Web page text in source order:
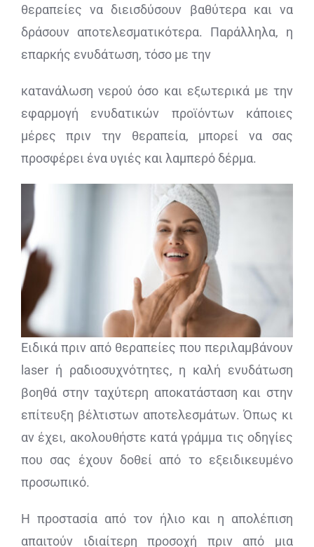
θεραπείες να διεισδύσουν βαθύτερα και να
δράσουν αποτελεσματικότερα. Παράλληλα, η
επαρκής ενυδάτωση, τόσο με την
κατανάλωση νερού όσο και εξωτερικά με την
εφαρμογή ενυδατικών προϊόντων κάποιες
μέρες πριν την θεραπεία, μπορεί να σας
προσφέρει ένα υγιές και λαμπερό δέρμα.
Ειδικά πριν από θεραπείες που περιλαμβάνουν
laser ή ραδιοσυχνότητες, η καλή ενυδάτωση
βοηθά στην ταχύτερη αποκατάσταση και στην
επίτευξη βέλτιστων αποτελεσμάτων. Όπως κι
αν έχει, ακολουθήστε κατά γράμμα τις οδηγίες
που σας έχουν δοθεί από το εξειδικευμένο
προσωπικό.
Η προστασία από τον ήλιο και η απολέπιση
απαιτούν ιδιαίτερη προσοχή πριν από μια